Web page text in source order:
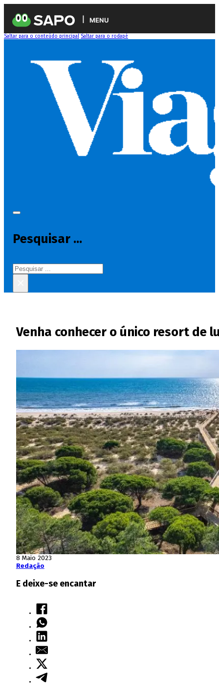
MENU
Saltar para o conteúdo principal Saltar para o rodapé
Pesquisar ...
Pesquisar
Venha conhecer o único resort de
8 Maio 2023
Redação
E deixe-se encantar